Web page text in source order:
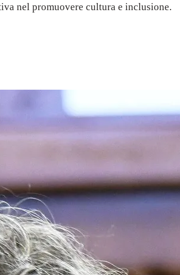
nel promuovere cultura e inclusione.